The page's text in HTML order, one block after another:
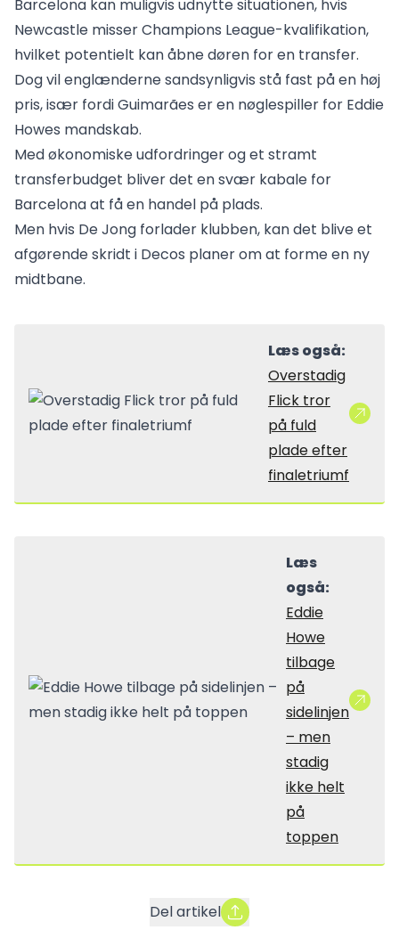
Barcelona kan muligvis udnytte situationen, hvis
Newcastle misser Champions League-kvalifikation,
hvilket potentielt kan åbne døren for en transfer.
Dog vil englænderne sandsynligvis stå fast på en høj
pris, især fordi Guimarães er en nøglespiller for Eddie
Howes mandskab.
Med økonomiske udfordringer og et stramt
transferbudget bliver det en svær kabale for
Barcelona at få en handel på plads.
Men hvis De Jong forlader klubben, kan det blive et
afgørende skridt i Decos planer om at forme en ny
midtbane.
Læs også:
Overstadig
Flick tror
på fuld
plade efter
finaletriumf
Læs
også:
Eddie
Howe
tilbage
på
sidelinjen
– men
stadig
ikke helt
på
toppen
Del artikel